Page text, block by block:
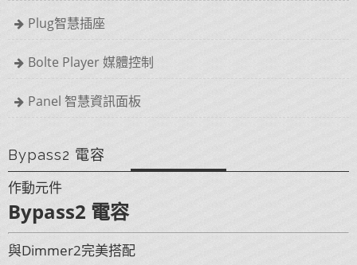
Plug智慧插座
Bolte Player 媒體控制
Panel 智慧資訊面板
Bypass2 電容
作動元件
Bypass2 電容
與Dimmer2完美搭配